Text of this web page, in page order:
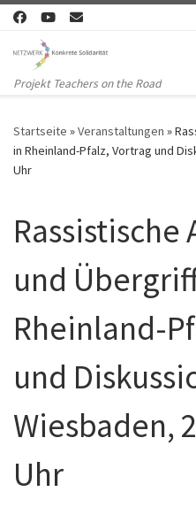
Zum Inhalt springen
Projekt Teachers on the Road
Startseite »Veranstaltungen »
in Rheinland-Pfalz, Vortrag und
Uhr
Rassistische
und
Rheinland-
und
Wiesbaden,
Uhr